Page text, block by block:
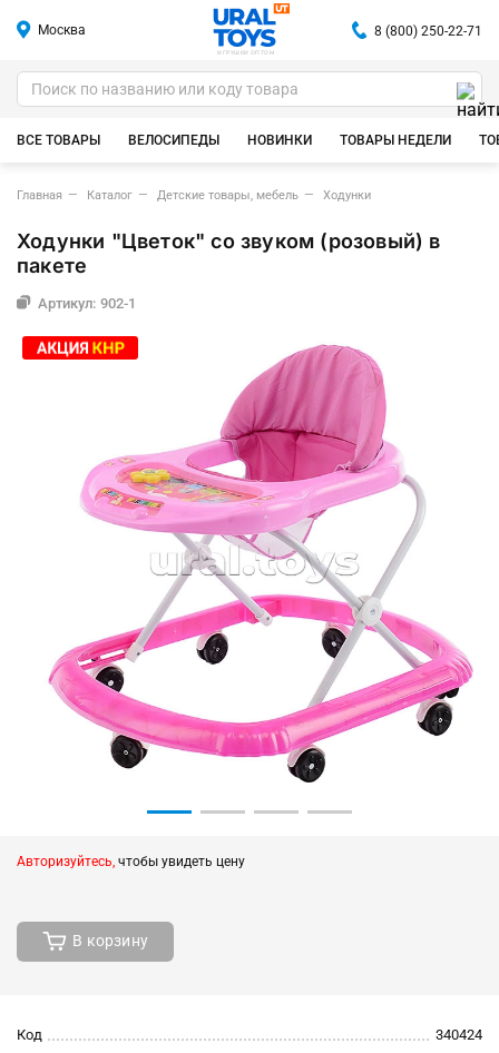
Москва
ИГРУШКИ ОПТОМ
8 (800) 250-22-71
ВСЕ ТОВАРЫ ВЕЛОСИПЕДЫ НОВИНКИ ТОВАРЫ НЕДЕЛИ
Главная Каталог Детские товары, мебель Ходунки
Ходунки "Цветок" со звуком (розовый) в
пакете
Артикул: 902-1
Авторизуйтесь, чтобы увидеть цену
В корзину
Код
340424